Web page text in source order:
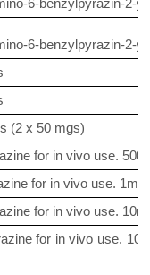
6-benzylpyrazin-2-
6-benzylpyrazin-2-
(2 x 50 mgs)
for in vivo use. 500
for in vivo use. 1mg
for in vivo use.
for in vivo use.